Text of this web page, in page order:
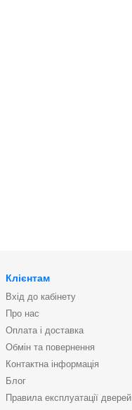
Клієнтам
Вхід до кабінету
Про нас
Оплата і доставка
Обмін та повернення
Контактна інформація
Блог
Правила експлуатації дверей